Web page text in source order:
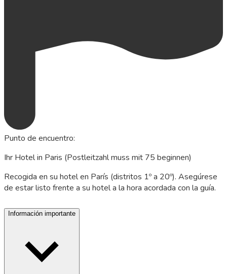
Punto de encuentro:
Ihr Hotel in Paris (Postleitzahl muss mit 75 beginnen)
Recogida en su hotel en París (distritos 1º a 20º). Asegúrese
de estar listo frente a su hotel a la hora acordada con la guía.
Información importante